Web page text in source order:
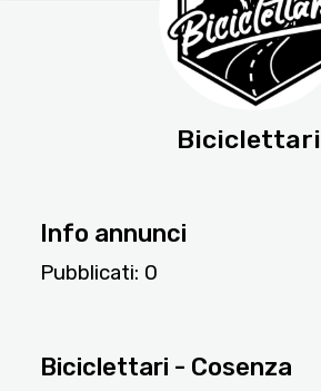
Biciclettari
Info annunci
Pubblicati: 0
Biciclettari - Cosenza